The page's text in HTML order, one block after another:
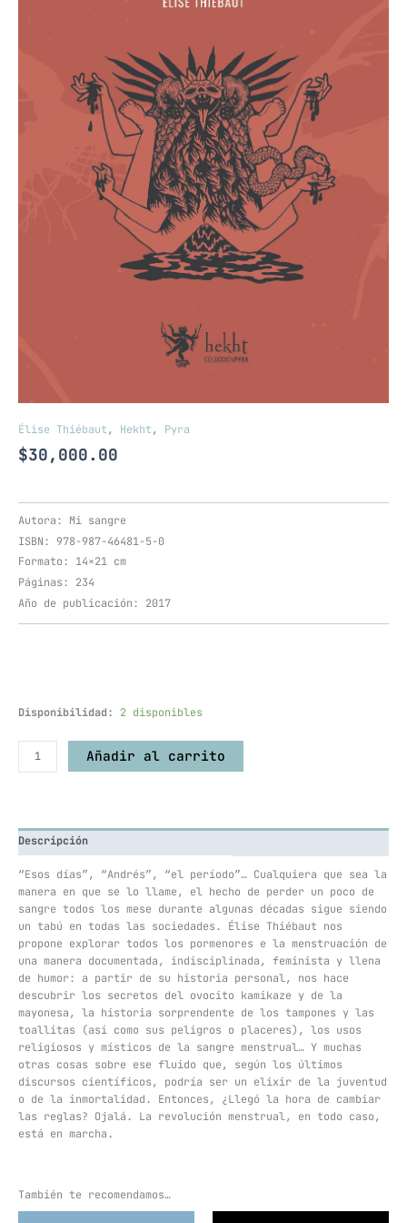
Élise Thiébaut, Hekht, Pyra
$30,000.00
Autora: Mi sangre
ISBN: 978-987-46481-5-0
Formato: 14×21 cm
Páginas: 234
Año de publicación: 2017
Disponibilidad: 2 disponibles
Añadir al carrito
Descripción
“Esos días”, “Andrés”, “el período”… Cualquiera que sea la
manera en que se lo llame, el hecho de perder un poco de
sangre todos los mese durante algunas décadas sigue siendo
un tabú en todas las sociedades. Élise Thiébaut nos
propone explorar todos los pormenores e la menstruación de
una manera documentada, indisciplinada, feminista y llena
de humor: a partir de su historia personal, nos hace
descubrir los secretos del ovocito kamikaze y de la
mayonesa, la historia sorprendente de los tampones y las
toallitas (así como sus peligros o placeres), los usos
religiosos y místicos de la sangre menstrual… Y muchas
otras cosas sobre ese fluido que, según los últimos
discursos científicos, podría ser un elixir de la juventud
o de la inmortalidad. Entonces, ¿Llegó la hora de cambiar
las reglas? Ojalá. La revolución menstrual, en todo caso,
está en marcha.
También te recomendamos…